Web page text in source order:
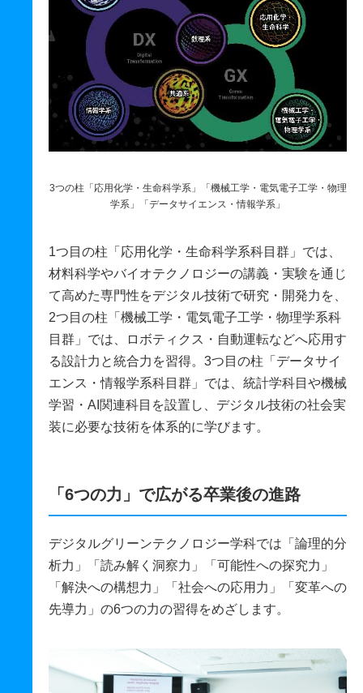
3つの柱「応用化学・生命科学系」「機械工学・電気電子工学・物理
学系」「データサイエンス・情報学系」
1つ目の柱「応用化学・生命科学系科目群」では、
材料科学やバイオテクノロジーの講義・実験を通じ
て高めた専門性をデジタル技術で研究・開発力を、
2つ目の柱「機械工学・電気電子工学・物理学系科
目群」では、ロボティクス・自動運転などへ応用す
る設計力と統合力を習得。3つ目の柱「データサイ
エンス・情報学系科目群」では、統計学科目や機械
学習・AI関連科目を設置し、デジタル技術の社会実
装に必要な技術を体系的に学びます。
「6つの力」で広がる卒業後の進路
デジタルグリーンテクノロジー学科では「論理的分
析力」「読み解く洞察力」「可能性への探究力」
「解決への構想力」「社会への応用力」「変革への
先導力」の6つの力の習得をめざします。